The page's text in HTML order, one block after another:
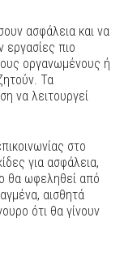
ασφάλεια και να
πιο
οργανωμένους ή
Τα
να λειτουργεί
στο
για ασφάλεια,
θα ωφεληθεί από
αισθητά
ότι θα γίνουν